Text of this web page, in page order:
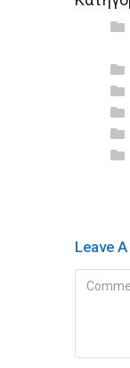
Leave
Comment